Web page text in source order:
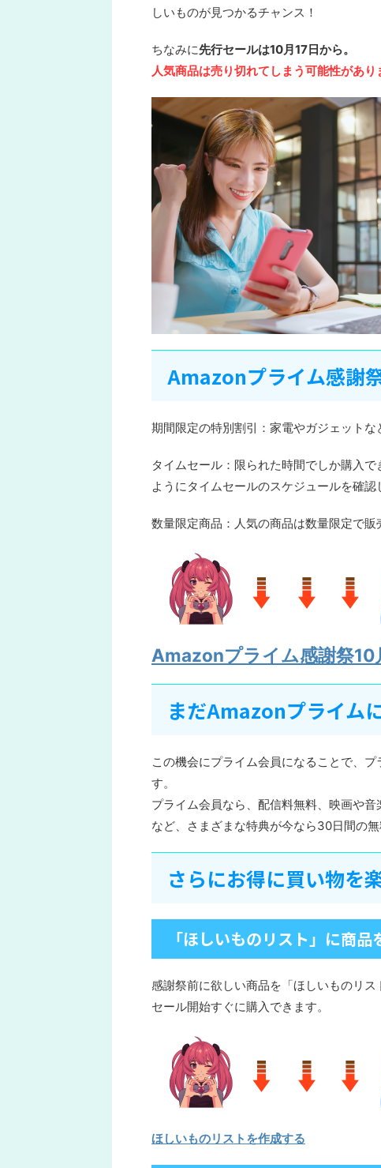
しいものが見つかるチャンス！
ちなみに先行セールは10月17日から。
人気商品は売り切れてしまう可能性があり
Amazonプライム感謝
期間限定の特別割引：家電やガジェットな
タイムセール：限られた時間でしか購入
ようにタイムセールのスケジュールを確認
数量限定商品：人気の商品は数量限定で販
Amazonプライム感謝祭10
まだAmazonプライム
この機会にプライム会員になることで、
す。
プライム会員なら、配信料無料、映画や
など、さまざまな特典が今なら30日間の
さらにお得に買い物を
「ほしいものリスト」に商品
感謝祭前に欲しい商品を「ほしいものリス
セール開始すぐに購入できます。
ほしいものリストを作成する